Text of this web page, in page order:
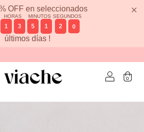
OFF en seleccionados
HORAS
1 3
MINUTOS
5 1
SEGUNDOS
2 0
últimos días !
0